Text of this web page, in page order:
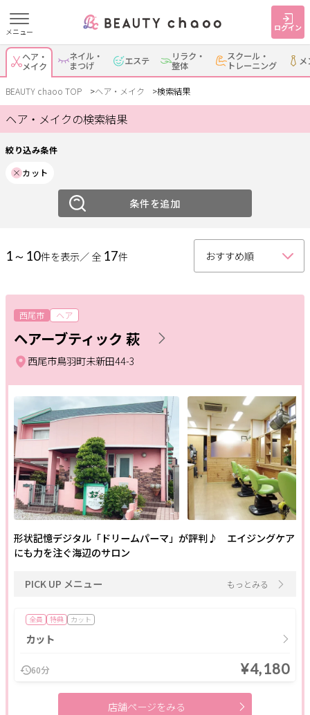
メニュー ログイン
すでに会員の方
ログイン
はじめてご利用の方
新規会員登録
ジャンルで探す
ヘア・メイク
スクール・
トレーニング
メンズ
大人女子トピック ランキング
サポート
よくある質問
運営会社
お知らせ
お問い合わせ
掲載店様
掲載のご案内
掲載の申込み
ヘア・
メイク
ネイル・
まつげ エステ リラク・
整体
スクール・
トレーニング メ
BEAUTY chaoo TOP ヘア・メイク 検索結果
ヘア・メイクの検索結果
絞り込み条件
カット
条件を追加
1～10件を表示／ 全 17件
西尾市 ヘア
ヘアーブティック 萩
西尾市鳥羽町未新田44-3
形状記憶デジタル「ドリームパーマ」が評判♪ エイジングケア
にも力を注ぐ海辺のサロン
PICK UP メニュー もっとみる
全員 特典 カット
カット
60分 ¥4,180
店舗ページをみる
絞り込み
ジャンル
ヘア
エリア
岡崎・幸田
・蒲郡
安城
碧南・高浜
豊明・大府・知多・
ヘアメニュー
トリートメント 縮毛矯正 ヘッドスパ
スカルプケア 特殊ヘア エクステ
シェービング ヘアセット ロング料金なし
白髪染め キッズメニュー 眉毛
条件
割引あり
キャッシュレスOK